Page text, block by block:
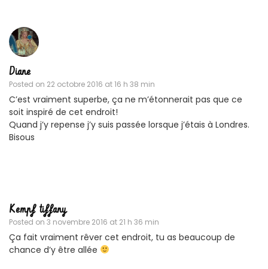
Diane
Posted on 22 octobre 2016 at 16 h 38 min
C’est vraiment superbe, ça ne m’étonnerait pas que ce
soit inspiré de cet endroit!
Quand j’y repense j’y suis passée lorsque j’étais à Londres.
Bisous
Kempf tiffany
Posted on 3 novembre 2016 at 21 h 36 min
Ça fait vraiment rêver cet endroit, tu as beaucoup de
chance d’y être allée